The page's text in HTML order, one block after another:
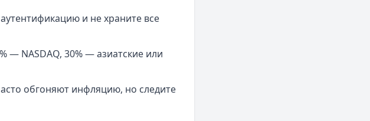
и не храните все
— NASDAQ, 30% — азиатские или
обгоняют инфляцию, но следите